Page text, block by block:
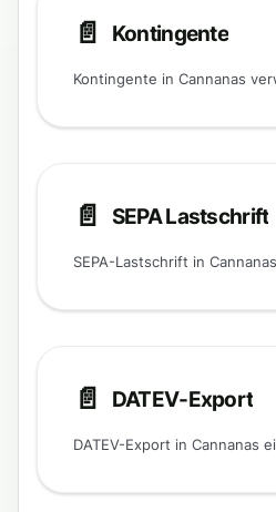
📄️ Kontingente
📄️ SEPA Lastschrift
📄️ DATEV-Export